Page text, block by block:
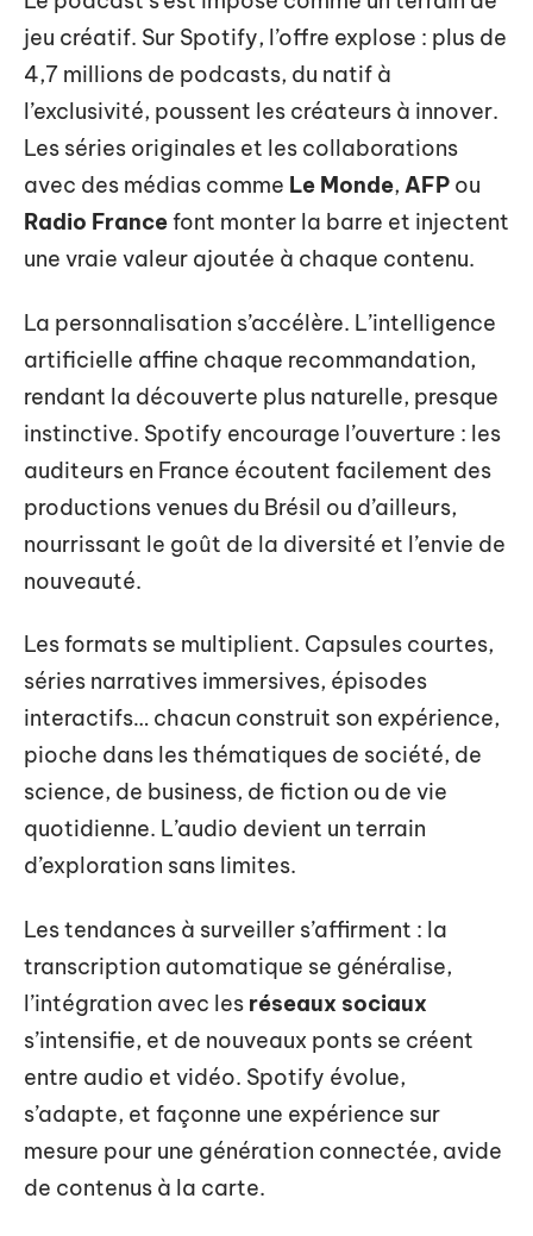
jeu créatif. Sur Spotify, l’offre explose : plus de
4,7 millions de podcasts, du natif à
l’exclusivité, poussent les créateurs à innover.
Les séries originales et les collaborations
avec des médias comme Le Monde, AFP ou
Radio Francefont monter la barre et injectent
une vraie valeur ajoutée à chaque contenu.
La personnalisation s’accélère. L’intelligence
artificielle affine chaque recommandation,
rendant la découverte plus naturelle, presque
instinctive. Spotify encourage l’ouverture : les
auditeurs en France écoutent facilement des
productions venues du Brésil ou d’ailleurs,
nourrissant le goût de la diversité et l’envie de
nouveauté.
Les formats se multiplient. Capsules courtes,
séries narratives immersives, épisodes
interactifs… chacun construit son expérience,
pioche dans les thématiques de société, de
science, de business, de fiction ou de vie
quotidienne. L’audio devient un terrain
d’exploration sans limites.
Les tendances à surveiller s’affirment : la
transcription automatique se généralise,
l’intégration avec les réseaux sociaux
s’intensifie, et de nouveaux ponts se créent
entre audio et vidéo. Spotify évolue,
s’adapte, et façonne une expérience sur
mesure pour une génération connectée, avide
de contenus à la carte.